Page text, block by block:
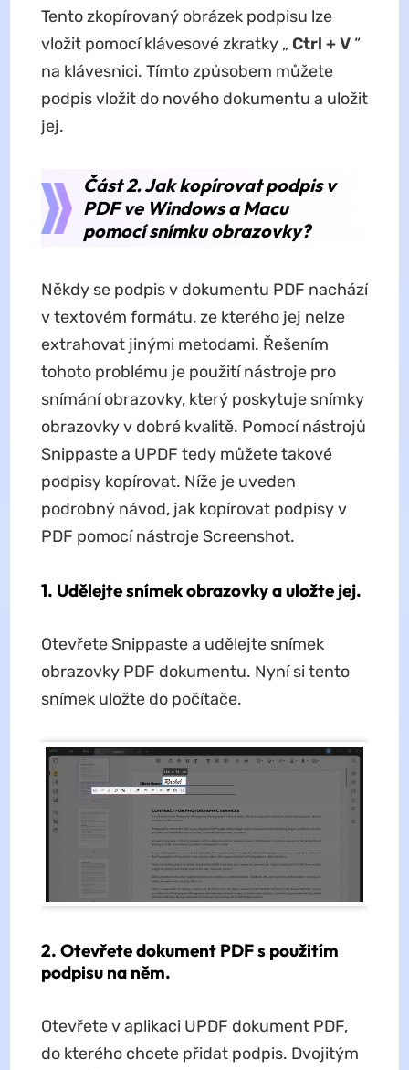
Tento zkopírovaný obrázek podpisu lze
vložit pomocí klávesové zkratky „ Ctrl + V“
na klávesnici. Tímto způsobem můžete
podpis vložit do nového dokumentu a uložit
jej.
Část 2. Jak kopírovat podpis v
PDF ve Windows a Macu
pomocí snímku obrazovky?
Někdy se podpis v dokumentu PDF nachází
v textovém formátu, ze kterého jej nelze
extrahovat jinými metodami. Řešením
tohoto problému je použití nástroje pro
snímání obrazovky, který poskytuje snímky
obrazovky v dobré kvalitě. Pomocí nástrojů
Snippaste a UPDF tedy můžete takové
podpisy kopírovat. Níže je uveden
podrobný návod, jak kopírovat podpisy v
PDF pomocí nástroje Screenshot.
1. Udělejte snímek obrazovky a uložte jej.
Otevřete Snippaste a udělejte snímek
obrazovky PDF dokumentu. Nyní si tento
snímek uložte do počítače.
2. Otevřete dokument PDF s použitím
podpisu na něm.
Otevřete v aplikaci UPDF dokument PDF,
do kterého chcete přidat podpis. Dvojitým